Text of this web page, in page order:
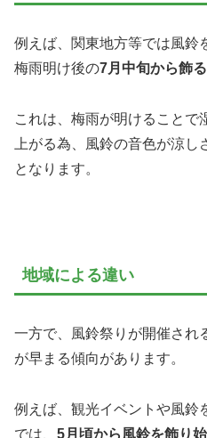
例えば、関東地方等では風鈴
梅雨明け後の7月中旬から飾る
これは、梅雨が明けることで
上がる為、風鈴の音色が涼
となります。
地域による違い
一方で、風鈴祭りが開催され
が早まる傾向があります。
例えば、観光イベントや風鈴
では、 5月頃から風鈴を飾り